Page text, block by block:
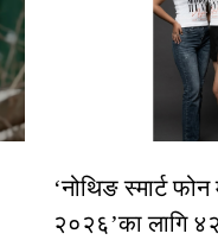
‘नोथिङ स्मार्ट
२०२६’का लागि